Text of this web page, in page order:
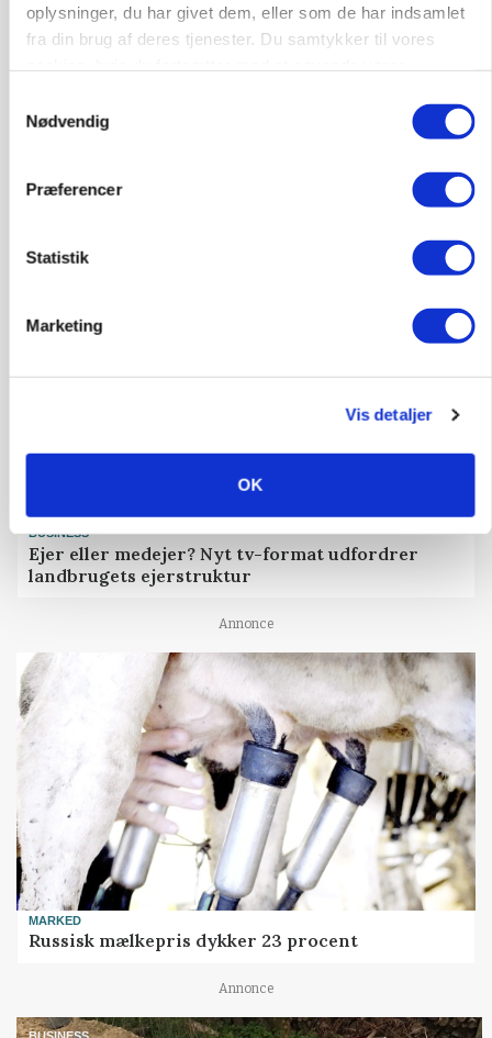
oplysninger, du har givet dem, eller som de har indsamlet
fra din brug af deres tjenester. Du samtykker til vores
Nødvendig
Præferencer
Statistik
Marketing
Vis detaljer
OK
MARKEDSFOKUS
presser markedet
BUSINESS
Ejer eller medejer? Nyt tv-format udfordrer
landbrugets ejerstruktur
Annonce
MARKED
Russisk mælkepris dykker 23 procent
Annonce